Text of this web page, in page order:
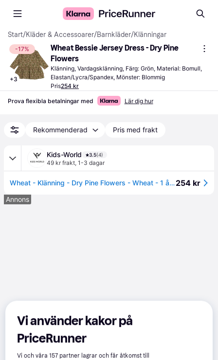
Start/Kläder & Accessoarer/Barnkläder/Klänningar
-17%
+3
Wheat Bessie Jersey Dress - Dry Pine
Flowers
Klänning, Vardagsklänning, Färg: Grön, Material: Bomull,
Elastan/Lycra/Spandex, Mönster: Blommig
Pris254 kr
Prova flexibla betalningar med Lär dig hur
Rekommenderad Pris med frakt
Kids-World 3.5(4)
49 kr frakt, 1-3 dagar
Wheat - Klänning - Dry Pine Flowers - Wheat - 1 år (80) - Klänning254 kr
Annons
Vi använder kakor på
PriceRunner
Vi och våra157 partner lagrar och får åtkomst till